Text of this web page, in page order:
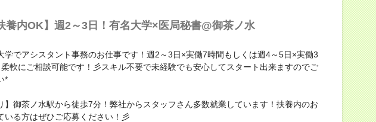
養内OK】週2～3日！有名大学×医局秘書@御茶ノ水
学でアシスタント事務のお仕事です！週2～3日×実働7時間もしくは週4～5日×実働3
柔軟にご相談可能です！彡スキル不要で未経験でも安心してスタート出来ますのでご
*
】御茶ノ水駅から徒歩7分！弊社からスタッフさん多数就業しています！扶養内のお
いる方はぜひご応募ください！彡